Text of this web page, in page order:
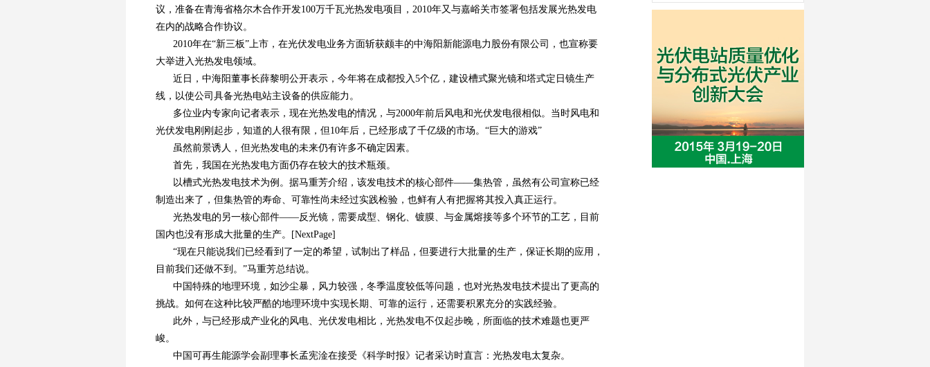
议，准备在青海省格尔木合作开发100万千瓦光热发电项目，2010年又与嘉峪关市签署包括发展光热发电
在内的战略合作协议。
2010年在“新三板”上市，在光伏发电业务方面斩获颇丰的中海阳新能源电力股份有限公司，也宣称要
大举进入光热发电领域。
近日，中海阳董事长薛黎明公开表示，今年将在成都投入5个亿，建设槽式聚光镜和塔式定日镜生产
线，以使公司具备光热电站主设备的供应能力。
多位业内专家向记者表示，现在光热发电的情况，与2000年前后风电和光伏发电很相似。当时风电和
光伏发电刚刚起步，知道的人很有限，但10年后，已经形成了千亿级的市场。“巨大的游戏”
虽然前景诱人，但光热发电的未来仍有许多不确定因素。
首先，我国在光热发电方面仍存在较大的技术瓶颈。
以槽式光热发电技术为例。据马重芳介绍，该发电技术的核心部件——集热管，虽然有公司宣称已经
制造出来了，但集热管的寿命、可靠性尚未经过实践检验，也鲜有人有把握将其投入真正运行。
光热发电的另一核心部件——反光镜，需要成型、钢化、镀膜、与金属熔接等多个环节的工艺，目前
国内也没有形成大批量的生产。[NextPage]
“现在只能说我们已经看到了一定的希望，试制出了样品，但要进行大批量的生产，保证长期的应用，
目前我们还做不到。”马重芳总结说。
中国特殊的地理环境，如沙尘暴，风力较强，冬季温度较低等问题，也对光热发电技术提出了更高的
挑战。如何在这种比较严酷的地理环境中实现长期、可靠的运行，还需要积累充分的实践经验。
此外，与已经形成产业化的风电、光伏发电相比，光热发电不仅起步晚，所面临的技术难题也更严
峻。
中国可再生能源学会副理事长孟宪淦在接受《科学时报》记者采访时直言：光热发电太复杂。